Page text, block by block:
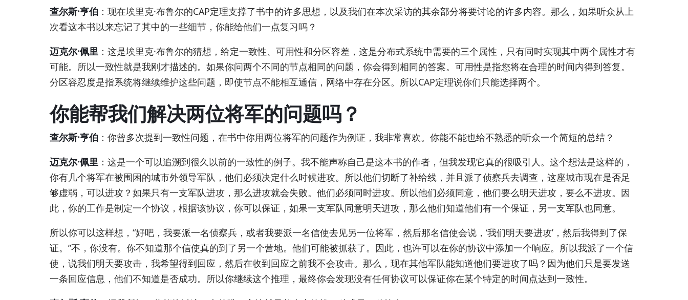
查尔斯·亨伯 ：现在埃里克·布鲁尔的CAP定理支撑了书中的许多思想，以及我们在本次采访的其余部分将要讨论的许多内容。那么，如果听众从上
次看这本书以来忘记了其中的一些细节，你能给他们一点复习吗？
迈克尔·佩里 ：这是埃里克·布鲁尔的猜想，给定一致性、可用性和分区容差，这是分布式系统中需要的三个属性，只有同时实现其中两个属性才有
可能。所以一致性就是我刚才描述的。如果你问两个不同的节点相同的问题，你会得到相同的答案。可用性是指您将在合理的时间内得到答复。
分区容忍度是指系统将继续维护这些问题，即使节点不能相互通信，网络中存在分区。所以CAP定理说你们只能选择两个。
你能帮我们解决两位将军的问题吗？
查尔斯·亨伯 ：你曾多次提到一致性问题，在书中你用两位将军的问题作为例证，我非常喜欢。你能不能也给不熟悉的听众一个简短的总结？
迈克尔·佩里 ：这是一个可以追溯到很久以前的一致性的例子。我不能声称自己是这本书的作者，但我发现它真的很吸引人。这个想法是这样的，
你有几个将军在被围困的城市外领导军队，他们必须决定什么时候进攻。所以他们切断了补给线，并且派了侦察兵去调查，这座城市现在是否足
够虚弱，可以进攻？如果只有一支军队进攻，那么进攻就会失败。他们必须同时进攻。所以他们必须同意，他们要么明天进攻，要么不进攻。因
此，你的工作是制定一个协议，根据该协议，你可以保证，如果一支军队同意明天进攻，那么他们知道他们有一个保证，另一支军队也同意。
所以你可以这样想，“好吧，我要派一名侦察兵，或者我要派一名信使去见另一位将军，然后那名信使会说，‘我们明天要进攻’，然后我得到了保
证。”不，你没有。你不知道那个信使真的到了另一个营地。他们可能被抓获了。因此，也许可以在你的协议中添加一个响应。所以我派了一个信
使，说我们明天要攻击，我希望得到回应，然后在收到回应之前我不会攻击。那么，现在其他军队能知道他们要进攻了吗？因为他们只是要发送
一条回应信息，他们不知道是否成功。所以你继续这个推理，最终你会发现没有任何协议可以保证你在某个特定的时间点达到一致性。